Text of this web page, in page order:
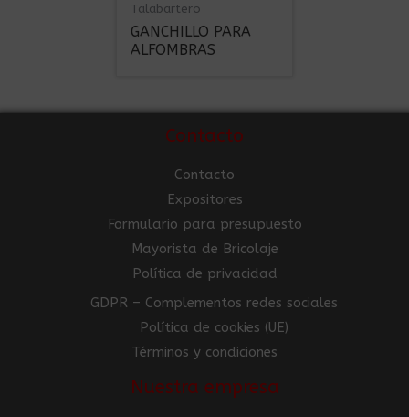
Talabartero
GANCHILLO PARA
ALFOMBRAS
Contacto
Contacto
Expositores
Formulario para presupuesto
Mayorista de Bricolaje
Política de privacidad
GDPR – Complementos redes sociales
Política de cookies (UE)
Términos y condiciones
Nuestra empresa